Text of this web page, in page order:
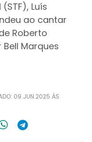
Luís
ao cantar
Roberto
Marques
09.JUN.2025 ÀS